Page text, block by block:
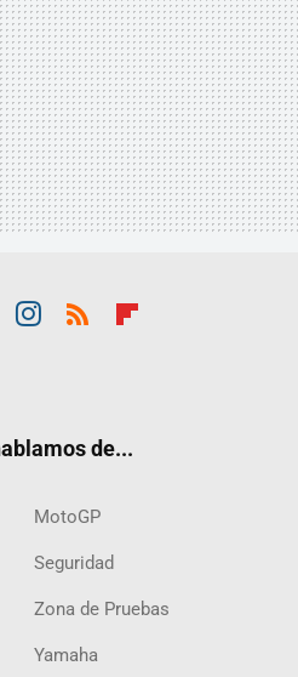
de...
MotoGP
Seguridad
Zona de Pruebas
Yamaha